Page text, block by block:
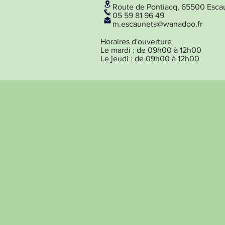
Route de Pontiacq, 65500
05 59 81 96 49
m.escaunets@wanadoo.fr
Horaires d'ouverture
Le mardi : de 09h00 à 12h00
Le jeudi : de 09h00 à 12h00